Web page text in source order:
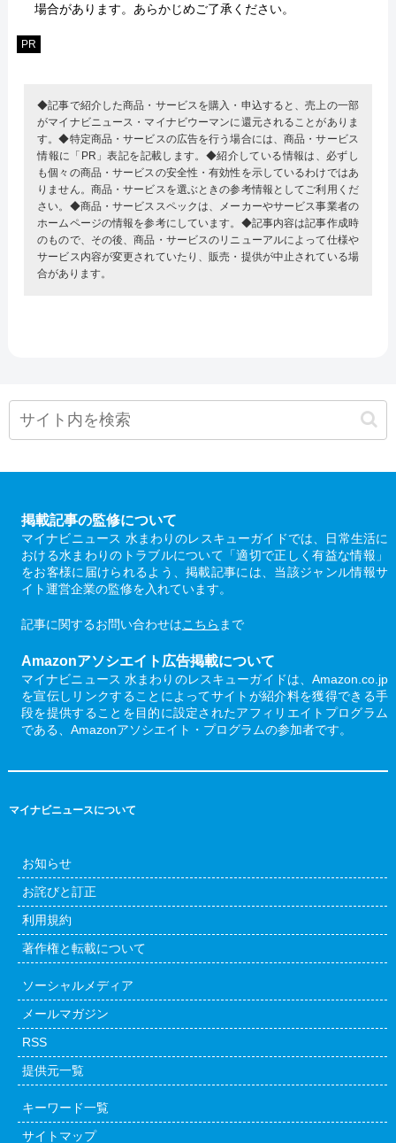
場合があります。あらかじめご了承ください。
PR
◆記事で紹介した商品・サービスを購入・申込すると、売上の一部
がマイナビニュース・マイナビウーマンに還元されることがありま
す。◆特定商品・サービスの広告を行う場合には、商品・サービス
情報に「PR」表記を記載します。◆紹介している情報は、必ずし
も個々の商品・サービスの安全性・有効性を示しているわけではあ
りません。商品・サービスを選ぶときの参考情報としてご利用くだ
さい。◆商品・サービススペックは、メーカーやサービス事業者の
ホームページの情報を参考にしています。◆記事内容は記事作成時
のもので、その後、商品・サービスのリニューアルによって仕様や
サービス内容が変更されていたり、販売・提供が中止されている場
合があります。
掲載記事の監修について
マイナビニュース 水まわりのレスキューガイドでは、日常生活に
おける水まわりのトラブルについて「適切で正しく有益な情報」
をお客様に届けられるよう、掲載記事には、当該ジャンル情報サ
イト運営企業の監修を入れています。
記事に関するお問い合わせはこちら まで
Amazonアソシエイト広告掲載について
マイナビニュース 水まわりのレスキューガイドは、Amazon.co.jp
を宣伝しリンクすることによってサイトが紹介料を獲得できる手
段を提供することを目的に設定されたアフィリエイトプログラム
である、Amazonアソシエイト・プログラムの参加者です。
マイナビニュースについて
お知らせ
お詫びと訂正
利用規約
著作権と転載について
ソーシャルメディア
メールマガジン
RSS
提供元一覧
キーワード一覧
サイトマップ